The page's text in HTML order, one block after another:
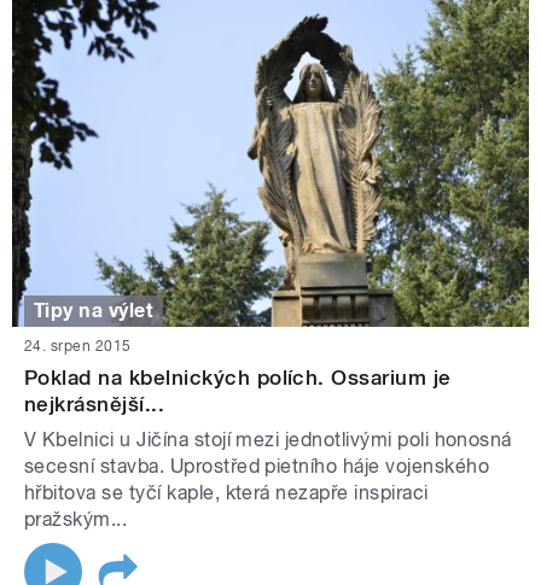
Tipy na výlet
24. srpen 2015
Poklad na kbelnických polích. Ossarium je
nejkrásnější...
V Kbelnici u Jičína stojí mezi jednotlivými poli honosná
secesní stavba. Uprostřed pietního háje vojenského
hřbitova se tyčí kaple, která nezapře inspiraci
pražským...